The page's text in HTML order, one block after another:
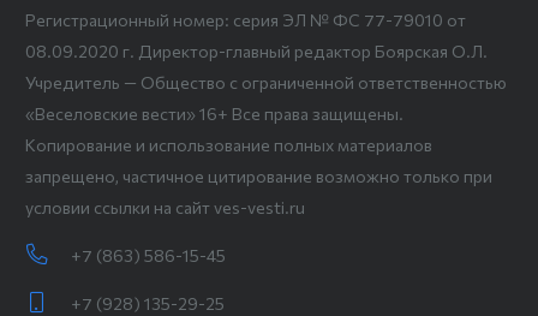
Регистрационный номер: серия ЭЛ № ФС 77-79010 от
08.09.2020 г. Директор-главный редактор Боярская О.Л.
Учредитель — Общество с ограниченной ответственностью
«Веселовские вести» 16+ Все права защищены.
Копирование и использование полных материалов
запрещено, частичное цитирование возможно только при
условии ссылки на сайт ves-vesti.ru
+7 (863) 586-15-45
+7 (928) 135-29-25